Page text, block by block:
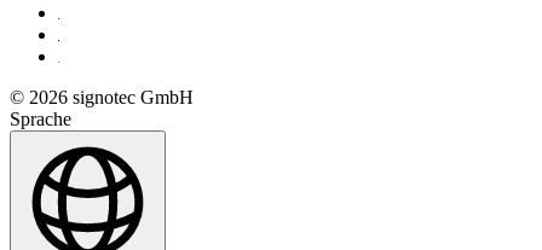
© 2026 signotec GmbH
Sprache